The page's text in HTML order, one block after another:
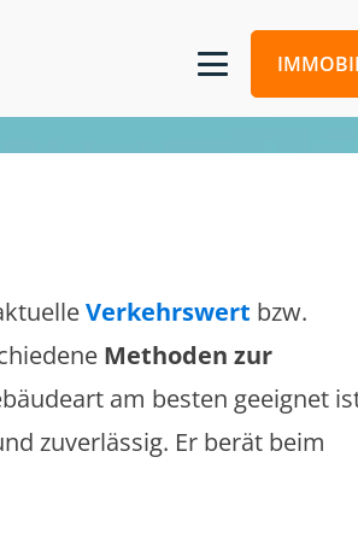
Verkehrswert bzw.
Methoden zur
am besten geeignet
zuverlässig. Er berät beim